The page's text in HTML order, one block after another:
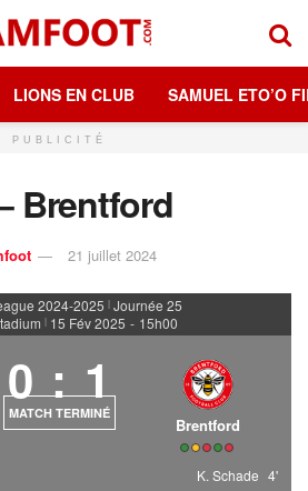
LIONS EN CLUB SAMUEL ETO’O
PUBLICITÉ
Brentford
21 juillet 2024
2024-2025 | Journée 25
| 15 Fév 2025 - 15h00
0 : 1
MATCH TERMINÉ
Brentford
K. Schade 4'